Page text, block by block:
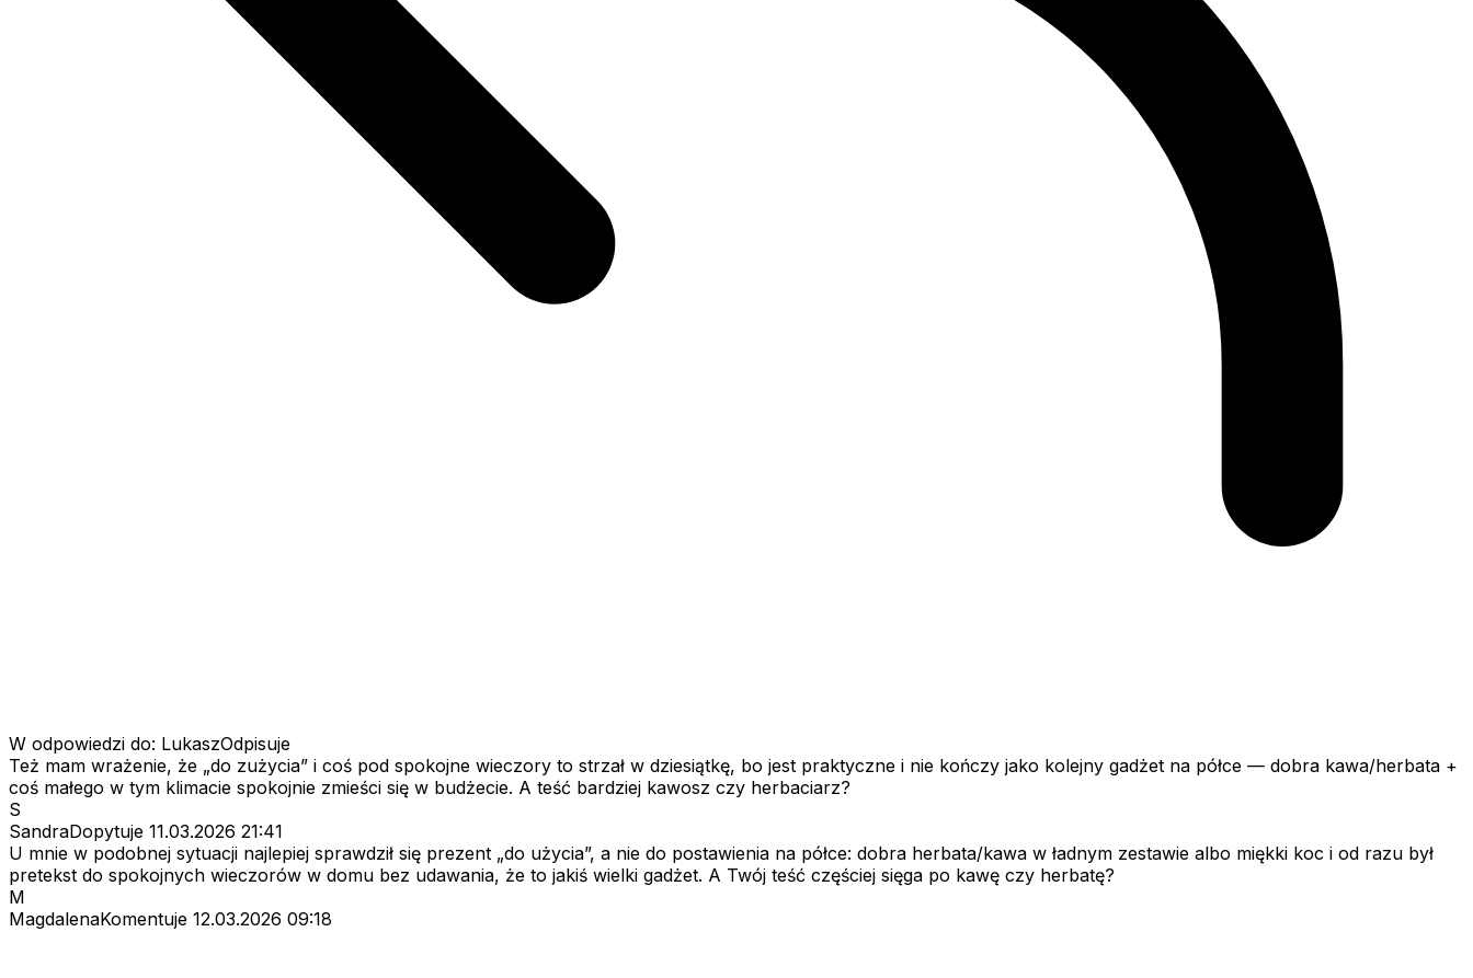
W odpowiedzi do: LukaszOdpisuje
Też mam wrażenie, że „do zużycia” i coś pod spokojne wieczory to strzał w dziesiątkę, bo jest praktyczne i nie kończy jako kolejny gadżet na półce — dobra kawa/herbata +
coś małego w tym klimacie spokojnie zmieści się w budżecie. A teść bardziej kawosz czy herbaciarz?
S
SandraDopytuje 11.03.2026 21:41
U mnie w podobnej sytuacji najlepiej sprawdził się prezent „do użycia”, a nie do postawienia na półce: dobra herbata/kawa w ładnym zestawie albo miękki koc i od razu był
pretekst do spokojnych wieczorów w domu bez udawania, że to jakiś wielki gadżet. A Twój teść częściej sięga po kawę czy herbatę?
M
MagdalenaKomentuje 12.03.2026 09:18